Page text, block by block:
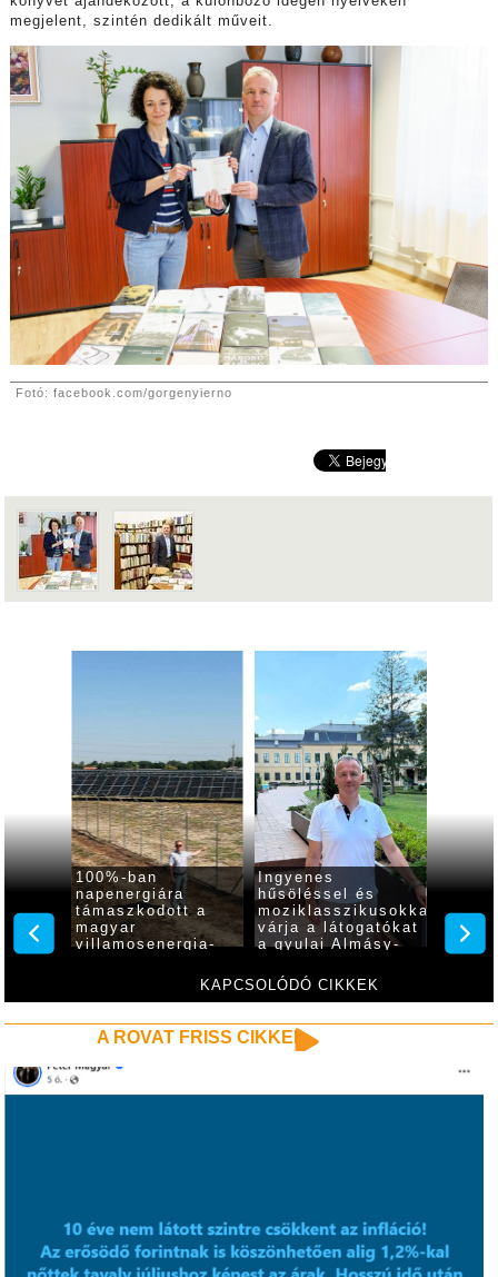
megjelent, szintén dedikált műveit.
Fotó: facebook.com/gorgenyierno
KAPCSOLÓDÓ CIKKEK
100%-ban
napenergiára
támaszkodott a
magyar
villamosenergia-
Ingyenes
hűsöléssel és
moziklasszikusokkal
várja a látogatókat
a gyulai Almásy-
A ROVAT FRISS CIKKEI